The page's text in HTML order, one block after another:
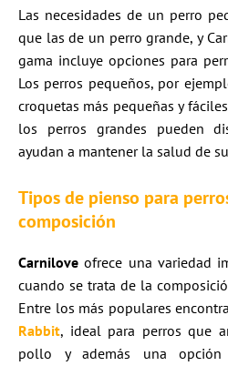
Las necesidades de un perro
que las de un perro grande, y
gama incluye opciones para
Los perros pequeños, por
croquetas más pequeñas y
los perros grandes pueden
ayudan a mantener la salud de
Tipos de pienso para
composición
Carnilove ofrece una variedad
cuando se trata de la
Entre los más populares
Rabbit, ideal para perros que
pollo y además una